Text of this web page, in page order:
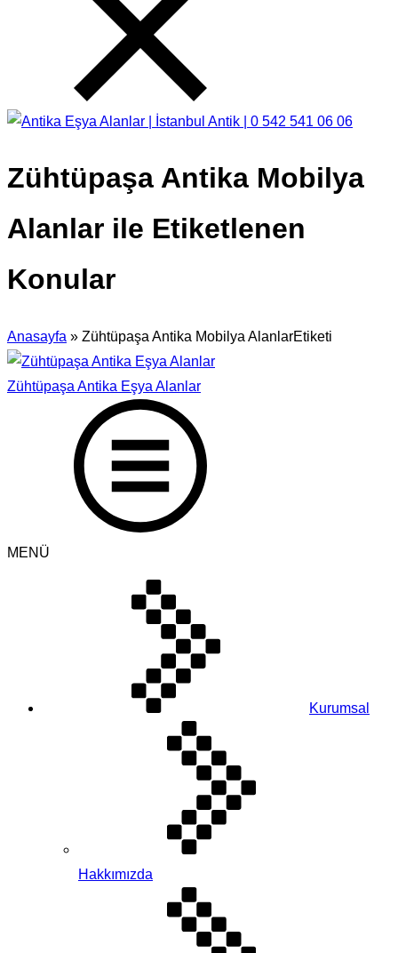
Zühtüpaşa Antika Mobilya
Alanlar ile Etiketlenen
Konular
Anasayfa » Zühtüpaşa Antika Mobilya AlanlarEtiketi
Zühtüpaşa Antika Eşya Alanlar
MENÜ
Kurumsal
Hakkımızda